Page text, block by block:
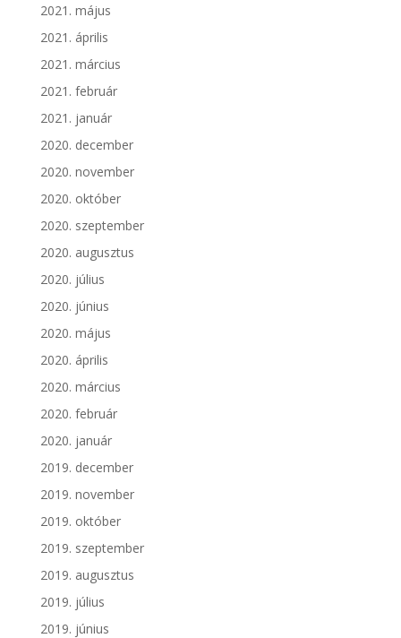
2021. május
2021. április
2021. március
2021. február
2021. január
2020. december
2020. november
2020. október
2020. szeptember
2020. augusztus
2020. július
2020. június
2020. május
2020. április
2020. március
2020. február
2020. január
2019. december
2019. november
2019. október
2019. szeptember
2019. augusztus
2019. július
2019. június